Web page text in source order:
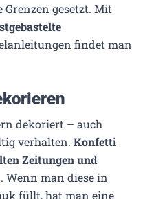
gesetzt. Mit
findet man
dekoriert – auch
verhalten. Konfetti
Zeitungen und
Wenn man diese in
füllt, hat man eine